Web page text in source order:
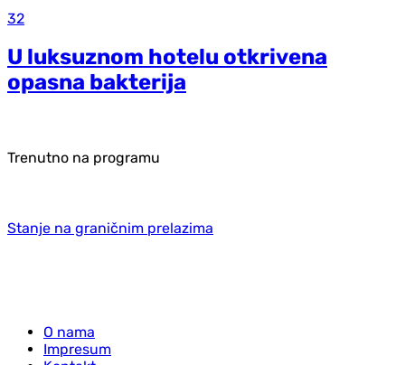
32
U luksuznom hotelu otkrivena
opasna bakterija
Trenutno na programu
Stanje na graničnim prelazima
O nama
Impresum